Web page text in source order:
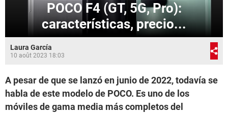
POCO F4 (GT, 5G, Pro):
características, precio...
Laura García
10 août 2023 18:03
A pesar de que se lanzó en junio de 2022, todavía se
habla de este modelo de POCO. Es uno de los
móviles de gama media más completos del